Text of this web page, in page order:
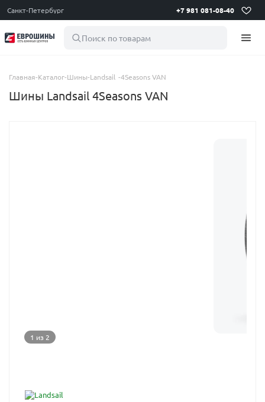
Санкт-Петербург +7 981 081-08-40
Поиск по товарам
Главная-Каталог-Шины-Landsail -4Seasons VAN
Шины Landsail 4Seasons VAN
1 из 2